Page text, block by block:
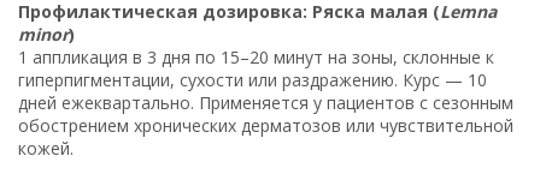
Профилактическая дозировка: Ряска малая (Lemna
minor)
1 аппликация в 3 дня по 15–20 минут на зоны, склонные к
гиперпигментации, сухости или раздражению. Курс — 10
дней ежеквартально. Применяется у пациентов с сезонным
обострением хронических дерматозов или чувствительной
кожей.